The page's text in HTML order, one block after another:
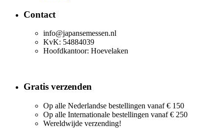
Contact
info@japansemessen.nl
KvK: 54884039
Hoofdkantoor: Hoevelaken
Gratis verzenden
Op alle Nederlandse bestellingen vanaf € 150
Op alle Internationale bestellingen vanaf € 250
Wereldwijde verzending!